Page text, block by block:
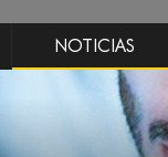
NOTICIAS